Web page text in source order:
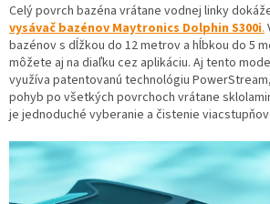
Celý povrch bazéna vrátane vodnej linky
vysávač bazénov Maytronics Dolphin S300i.
bazénov s dĺžkou do 12 metrov a hĺbkou do 5
môžete aj na diaľku cez aplikáciu. Aj tento
využíva patentovanú technológiu
pohyb po všetkých povrchoch vrátane
je jednoduché vyberanie a čistenie